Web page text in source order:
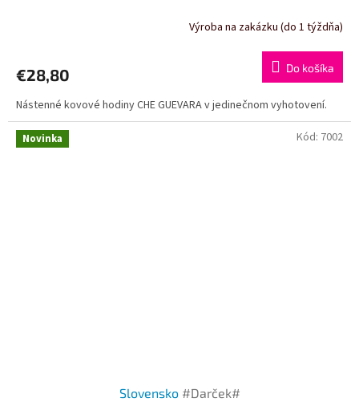
Výroba na zakázku (do 1 týždňa)
€28,80 Do košíka
Nástenné kovové hodiny CHE GUEVARA v jedinečnom vyhotovení.
Novinka
Slovensko #Darček#
Kód: 7002